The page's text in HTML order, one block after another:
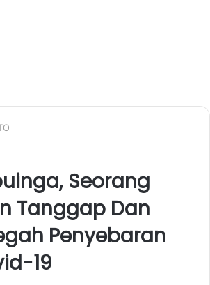
Seorang
Tanggap Dan
Penyebaran
19